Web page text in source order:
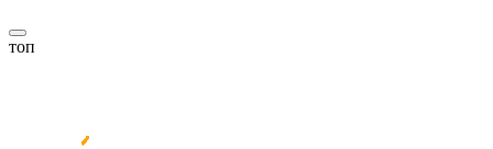
топ